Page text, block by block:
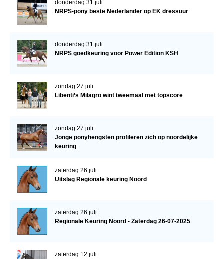
donderdag 31 juli
NRPS-pony beste Nederlander op EK dressuur
donderdag 31 juli
NRPS goedkeuring voor Power Edition KSH
zondag 27 juli
Libenti’s Milagro wint tweemaal met topscore
zondag 27 juli
Jonge ponyhengsten profileren zich op noordelijke
keuring
zaterdag 26 juli
Uitslag Regionale keuring Noord
zaterdag 26 juli
Regionale Keuring Noord - Zaterdag 26-07-2025
zaterdag 12 juli